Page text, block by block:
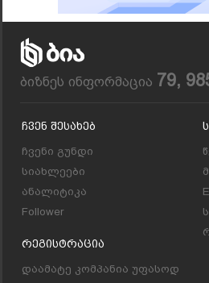
ბიზნეს ინფორმაცია 79,
Ჩვენ Შესახებ
ჩვენი გუნდი
სიახლეები
ანალიტიკა
Follower
Რეგისტრაცია
დაამატე კომპანია უფასოდ